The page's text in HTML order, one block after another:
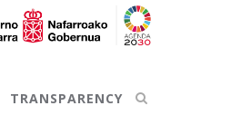
TRANSPARENCY